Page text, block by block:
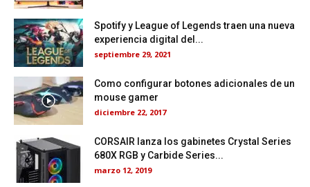
Spotify y League of Legends traen una nueva
experiencia digital del...
septiembre 29, 2021
Como configurar botones adicionales de un
mouse gamer
diciembre 22, 2017
CORSAIR lanza los gabinetes Crystal Series
680X RGB y Carbide Series...
marzo 12, 2019